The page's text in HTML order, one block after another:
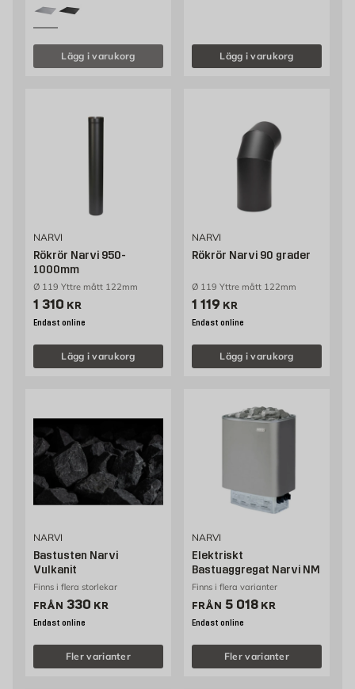
Lägg i varukorg Lägg i varukorg
NARVI
Rökrör Narvi 950-
1000mm
Ø 119 Yttre mått 122mm
Pris 1310 kr
1 310 KR
Endast online
Lägg i varukorg
NARVI
Rökrör Narvi 90 grader
Ø 119 Yttre mått 122mm
Pris 1119 kr
1 119 KR
Endast online
Lägg i varukorg
NARVI
Bastusten Narvi
Vulkanit
Finns i flera storlekar
FRÅN Pris 330 kr
330 KR
Endast online
Fler varianter
NARVI
Elektriskt
Bastuaggregat Narvi NM
Finns i flera varianter
FRÅN Pris 5018 kr
5 018 KR
Endast online
Fler varianter